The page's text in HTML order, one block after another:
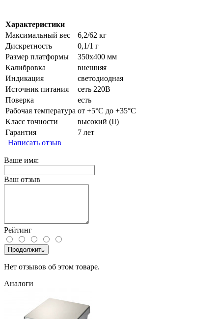
Характеристики
Максимальный вес
6,2/62 кг
Дискретность
0,1/1 г
Размер платформы
350х400 мм
Калибровка
внешняя
Индикация
светодиодная
Источник питания
сеть 220В
Поверка
есть
Рабочая температура от +5°C до +35°C
Класс точности
высокий (II)
Гарантия
7 лет
Написать отзыв
Ваше имя:
Ваш отзыв
Рейтинг
Продолжить
Нет отзывов об этом товаре.
Аналоги